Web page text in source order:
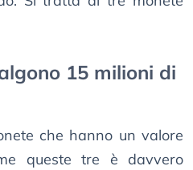
15 milioni di
che hanno un valore
queste tre è davvero